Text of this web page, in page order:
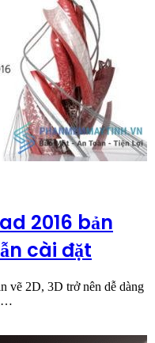
2016 bản
cài đặt
vẽ 2D, 3D trở nên dễ dàng